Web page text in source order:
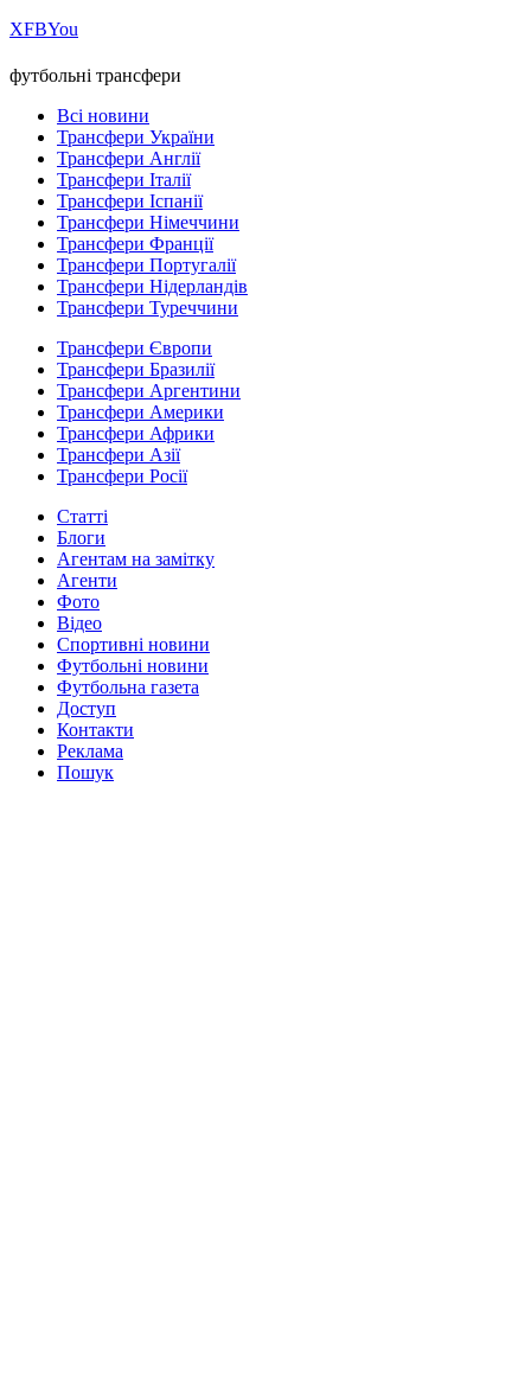
ХFBYou
футбольні трансфери
Всі новини
Трансфери України
Трансфери Англії
Трансфери Італії
Трансфери Іспанії
Трансфери Німеччини
Трансфери Франції
Трансфери Португалії
Трансфери Нідерландів
Трансфери Туреччини
Трансфери Європи
Трансфери Бразилії
Трансфери Аргентини
Трансфери Америки
Трансфери Африки
Трансфери Азії
Трансфери Росії
Статті
Блоги
Агентам на замітку
Агенти
Фото
Відео
Спортивні новини
Футбольні новини
Футбольна газета
Доступ
Контакти
Реклама
Пошук